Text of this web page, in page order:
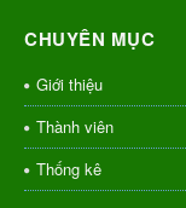
CHUYÊN MỤC
Giới thiệu
Thành viên
Thống kê